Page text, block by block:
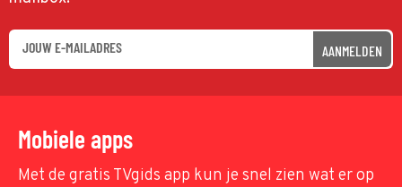
AANMELDEN
Mobiele apps
Met de gratis TVgids app kun je snel zien wat er op